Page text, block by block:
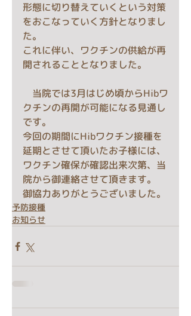
形態に切り替えていくという対策
をおこなっていく方針となりまし
た。
これに伴い、ワクチンの供給が再
開されることとなりました。
当院では3月はじめ頃からHibワ
クチンの再開が可能になる見通し
です。
今回の期間にHibワクチン接種を
延期とさせて頂いたお子様には、
ワクチン確保が確認出来次第、当
院から御連絡させて頂きます。
御協力ありがとうございました。
予防接種
お知らせ